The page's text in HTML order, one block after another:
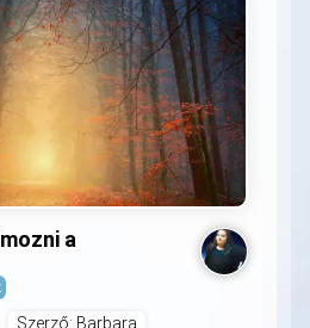
a
Szerző: Barbara